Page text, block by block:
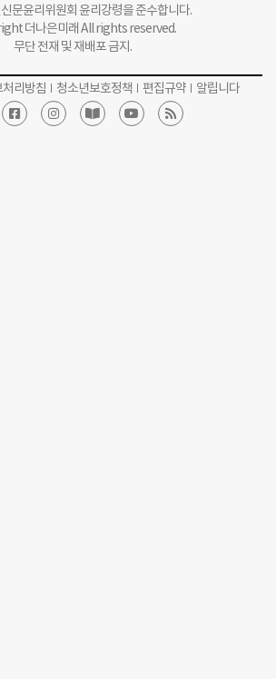
문윤리위원회 윤리강령을 준수합니다.
더나은미래 All rights reserved.
무단 전재 및 재배포 금지.
리방침 청소년보호정책 편집규약 알립니다